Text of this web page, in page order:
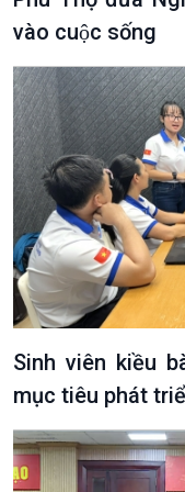
vào cuộc sống
Sinh viên kiều
mục tiêu phát